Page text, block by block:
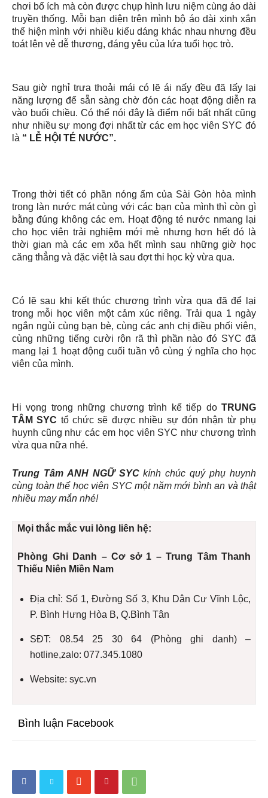
chơi bổ ích mà còn được chụp hình lưu niệm cùng áo dài
truyền thống. Mỗi bạn diện trên mình bộ áo dài xinh xắn
thể hiện mình với nhiều kiểu dáng khác nhau nhưng đều
toát lên vẻ dễ thương, đáng yêu của lứa tuổi học trò.
Sau giờ nghỉ trưa thoải mái có lẽ ái nấy đều đã lấy lại
năng lượng để sẵn sàng chờ đón các hoạt động diễn ra
vào buổi chiều. Có thể nói đây là điểm nổi bất nhất cũng
như nhiều sự mong đợi nhất từ các em học viên SYC đó
là “ LỄ HỘI TÉ NƯỚC”.
Trong thời tiết có phần nóng ẩm của Sài Gòn hòa mình
trong làn nước mát cùng với các bạn của mình thì còn gì
bằng đúng không các em. Hoạt động té nước nmang lại
cho học viên trải nghiệm mới mẻ nhưng hơn hết đó là
thời gian mà các em xõa hết mình sau những giờ học
căng thẳng và đặc việt là sau đợt thi học kỳ vừa qua.
Có lẽ sau khi kết thúc chương trình vừa qua đã để lại
trong mỗi học viên một cảm xúc riêng. Trải qua 1 ngày
ngắn ngủi cùng bạn bè, cùng các anh chị điều phối viên,
cùng những tiếng cười rộn rã thì phần nào đó SYC đã
mang lại 1 hoạt động cuối tuần vô cùng ý nghĩa cho học
viên của mình.
Hi vọng trong những chương trình kế tiếp do TRUNG
TÂM SYC tổ chức sẽ được nhiều sự đón nhận từ phụ
huynh cũng như các em học viên SYC như chương trình
vừa qua nữa nhé.
Trung Tâm ANH NGỮ SYCkính chúc quý phụ huynh
cùng toàn thể học viên SYC một năm mới bình an và thật
nhiều may mắn nhé!
Mọi thắc mắc vui lòng liên hệ:
Phòng Ghi Danh – Cơ sở 1 – Trung Tâm Thanh
Thiếu Niên Miền Nam
Địa chỉ: Số 1, Đường Số 3, Khu Dân Cư Vĩnh Lộc,
P. Bình Hưng Hòa B, Q.Bình Tân
SĐT: 08.54 25 30 64 (Phòng ghi danh) –
hotline,zalo: 077.345.1080
Website: syc.vn
Bình luận Facebook